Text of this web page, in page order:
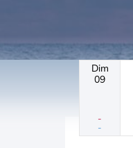
Dim
09
-
-